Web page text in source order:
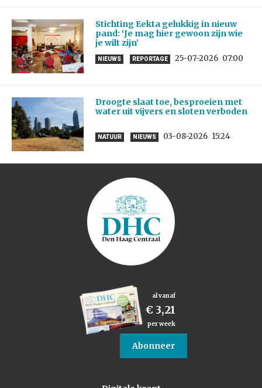
Stichting Eekta gelukkig in nieuw
pand: ‘Je mag hier gewoon zijn wie
je wilt zijn’
NIEUWS REPORTAGE 25-07-2026 07:00
Droogte slaat toe, besproeien met
water uit vijvers en sloten verboden
NATUUR NIEUWS 03-08-2026 15:24
al vanaf
€ 3,21
per week
Abonneer